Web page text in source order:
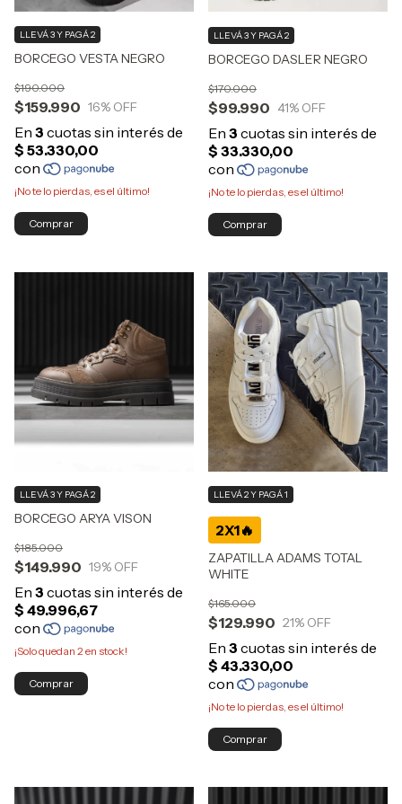
BORCEGO VESTA NEGRO
$159.990
$190.000
16% OFF
LLEVÁ 3 Y PAGÁ 2
¡No te lo pierdas, es el último!
Comprar
BORCEGO DASLER NEGRO
$99.990
$170.000
41% OFF
LLEVÁ 3 Y PAGÁ 2
¡No te lo pierdas, es el último!
Comprar
BORCEGO ARYA VISON
$149.990
$185.000
19% OFF
LLEVÁ 3 Y PAGÁ 2
¡Solo quedan 2 en stock!
Comprar
ZAPATILLA ADAMS TOTAL
WHITE
$129.990
$165.000
21% OFF
LLEVÁ 2 Y PAGÁ 1
¡No te lo pierdas, es el último!
Comprar